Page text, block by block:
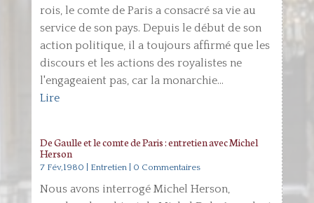
rois, le comte de Paris a consacré sa vie au
service de son pays. Depuis le début de son
action politique, il a toujours affirmé que les
discours et les actions des royalistes ne
l'engageaient pas, car la monarchie...
Lire
De Gaulle et le comte de Paris : entretien avec Michel
Herson
7 Fév,1980 Entretien| 0 Commentaires
Nous avons interrogé Michel Herson,